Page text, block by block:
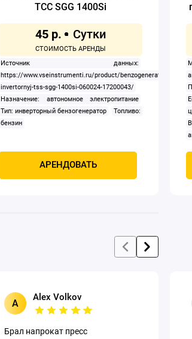
ТСС SGG 1400Si
45 р.
Источник данных:
https://www.vseinstrumenti.ru/product/benzogenerator-
invertornyj-tss-sgg-1400si-060024-17200043/
Назначение: автономное электропитание
Тип: инверторный бензогенератор
Топливо:
бензин
АРЕНДОВАТЬ
A
Alex Volkov
Брал напрокат пресс